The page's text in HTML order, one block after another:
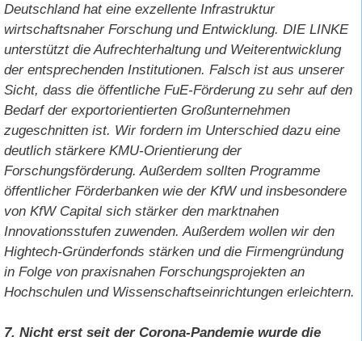
Deutschland hat eine exzellente Infrastruktur
wirtschaftsnaher Forschung und Entwicklung. DIE LINKE
unterstützt die Aufrechterhaltung und Weiterentwicklung
der entsprechenden Institutionen. Falsch ist aus unserer
Sicht, dass die öffentliche FuE-Förderung zu sehr auf den
Bedarf der exportorientierten Großunternehmen
zugeschnitten ist. Wir fordern im Unterschied dazu eine
deutlich stärkere KMU-Orientierung der
Forschungsförderung. Außerdem sollten Programme
öffentlicher Förderbanken wie der KfW und insbesondere
von KfW Capital sich stärker den marktnahen
Innovationsstufen zuwenden. Außerdem wollen wir den
Hightech-Gründerfonds stärken und die Firmengründung
in Folge von praxisnahen Forschungsprojekten an
Hochschulen und Wissenschaftseinrichtungen erleichtern.
7. Nicht erst seit der Corona-Pandemie wurde die